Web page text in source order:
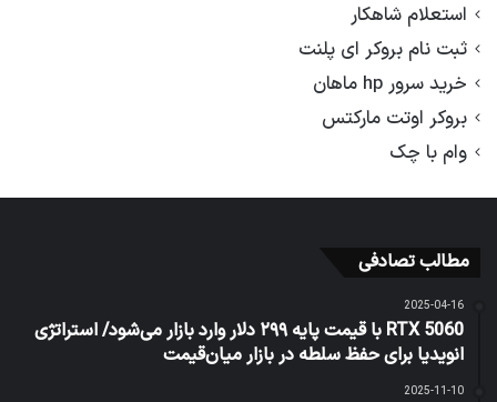
استعلام شاهکار
ثبت نام بروکر ای پلنت
خرید سرور hp ماهان
بروکر اوتت مارکتس
وام با چک
مطالب تصادفی
2025-04-16
RTX 5060 با قیمت پایه ۲۹۹ دلار وارد بازار می‌شود/ استراتژی
انویدیا برای حفظ سلطه در بازار میان‌قیمت
2025-11-10